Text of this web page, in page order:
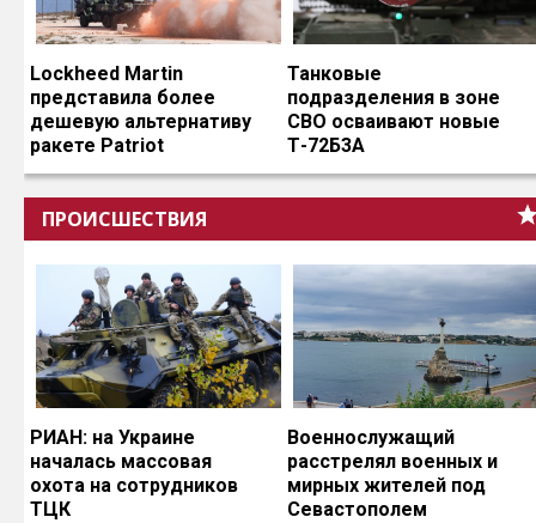
Lockheed Martin
представила более
дешевую альтернативу
ракете Patriot
Танковые
подразделения в зоне
СВО осваивают новые
Т-72Б3А
ПРОИСШЕСТВИЯ
РИАН: на Украине
началась массовая
охота на сотрудников
ТЦК
Военнослужащий
расстрелял военных и
мирных жителей под
Севастополем